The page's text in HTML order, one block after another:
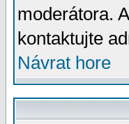
moderátora.
kontaktujte
Návrat hore